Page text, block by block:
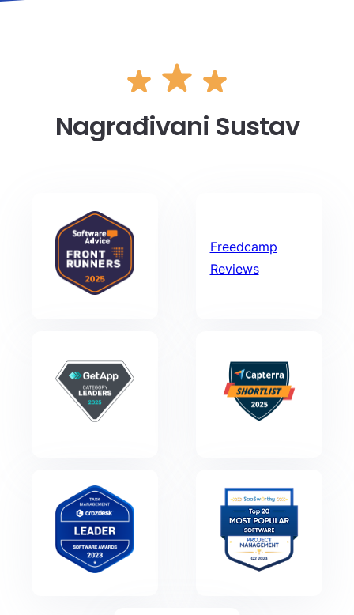
Nagrađivani Sustav
Freedcamp
Reviews